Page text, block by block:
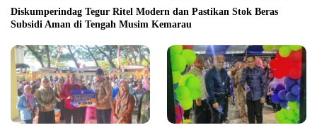
Diskumperindag Tegur Ritel Modern dan Pastikan Stok Beras
Subsidi Aman di Tengah Musim Kemarau